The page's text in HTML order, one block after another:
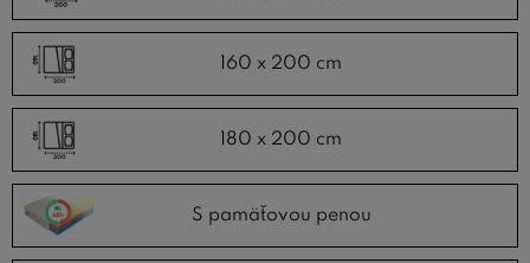
160 x 200 cm
180 x 200 cm
S pamäťovou penou